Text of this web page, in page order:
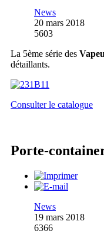
News
20 mars 2018
5603
La 5ème série des
détaillants.
Consulter le catalogue
Porte-
News
19 mars 2018
6366